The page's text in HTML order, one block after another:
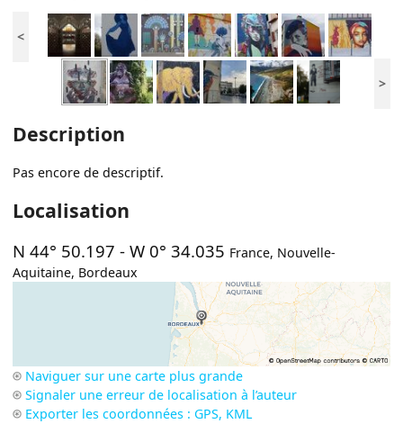
<
>
Description
Pas encore de descriptif.
Localisation
N 44° 50.197 -W 0° 34.035 France, Nouvelle-
Aquitaine, Bordeaux
Naviguer sur une carte plus grande
Signaler une erreur de localisation à l’auteur
Exporter les coordonnées : GPS, KML